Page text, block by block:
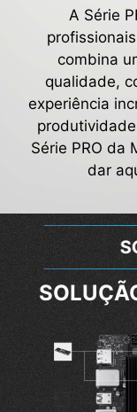
A Série
combina
qualidade,
experiência
Série PRO da
dar